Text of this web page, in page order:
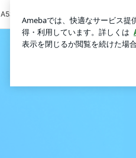
A5和牛を使った絶品のしゃぶしゃぶ